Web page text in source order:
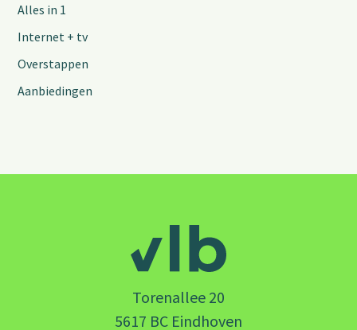
Alles in 1
Internet + tv
Overstappen
Aanbiedingen
Torenallee 20
5617 BC Eindhoven